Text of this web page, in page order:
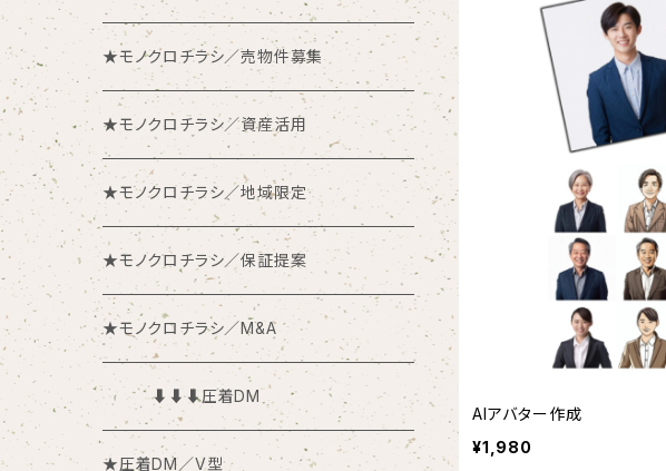
AIアバター作成
¥1,980
★モノクロチラシ／売物件募集
★モノクロチラシ／資産活用
★モノクロチラシ／地域限定
★モノクロチラシ／保証提案
★モノクロチラシ／M&A
⬇︎⬇︎⬇︎圧着DM
★圧着DM／V型